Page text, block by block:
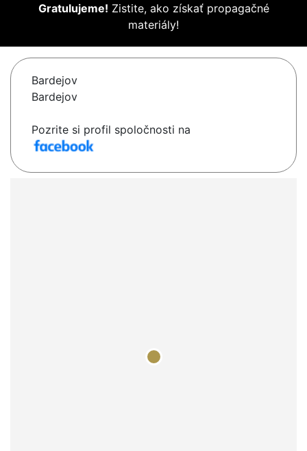
Gratulujeme! Zistite, ako získať propagačné
materiály!
Bardejov
Bardejov
Pozrite si profil spoločnosti na